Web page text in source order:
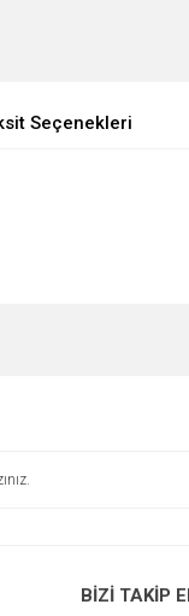
Seçenekleri
BİZİ TAKİP